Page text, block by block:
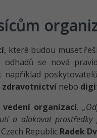
, které budou muset
odhadů se nová
poskytovatelů
zdravotnictví nebo
organizací.
a alokovat
Republic Radek